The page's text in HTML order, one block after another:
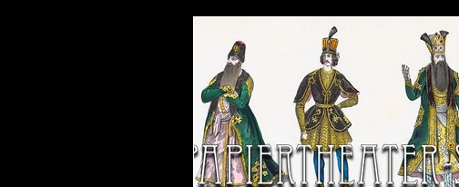
Tagebuch Biografien
Hintergrundinformationen